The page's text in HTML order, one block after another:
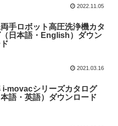
2022.11.05
手ロボット高圧洗浄機カタ
（日本語・English）ダウン
2021.03.16
i-movacシリーズカタログ
本語・英語）ダウンロード